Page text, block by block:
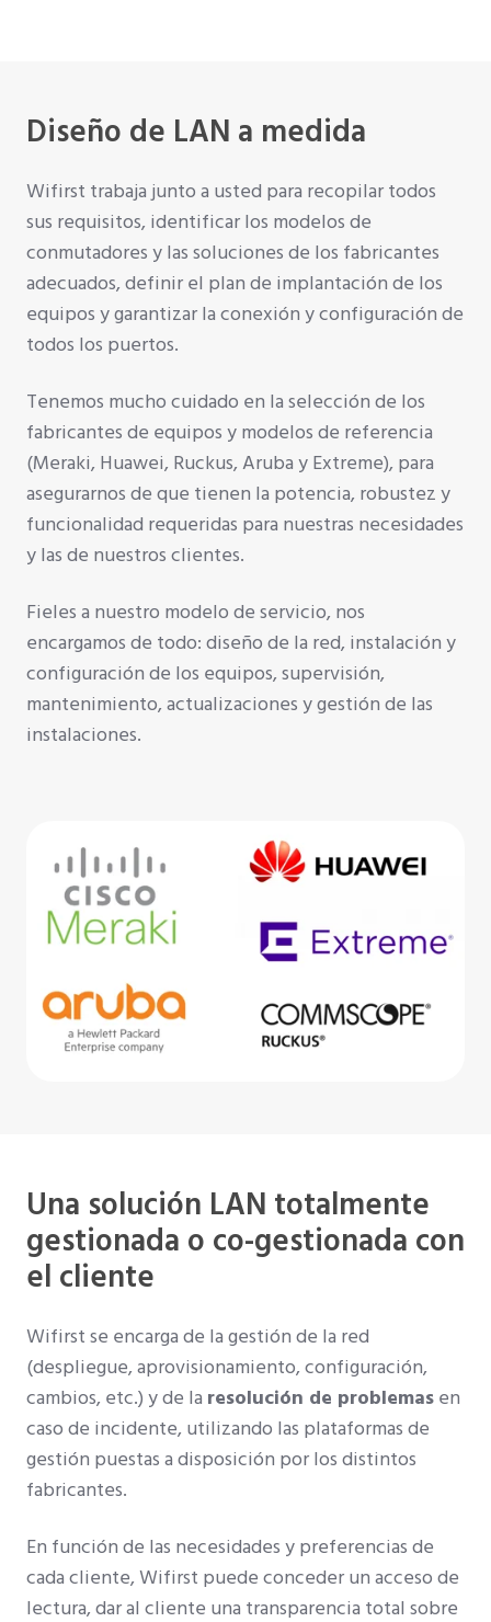
Diseño de LAN a medida
Wifirst trabaja junto a usted para recopilar todos
sus requisitos, identificar los modelos de
conmutadores y las soluciones de los fabricantes
adecuados, definir el plan de implantación de los
equipos y garantizar la conexión y configuración de
todos los puertos.
Tenemos mucho cuidado en la selección de los
fabricantes de equipos y modelos de referencia
(Meraki, Huawei, Ruckus, Aruba y Extreme), para
asegurarnos de que tienen la potencia, robustez y
funcionalidad requeridas para nuestras necesidades
y las de nuestros clientes.
Fieles a nuestro modelo de servicio, nos
encargamos de todo: diseño de la red, instalación y
configuración de los equipos, supervisión,
mantenimiento, actualizaciones y gestión de las
instalaciones.
Una solución LAN totalmente
gestionada o co-gestionada con
el cliente
Wifirst se encarga de la gestión de la red
(despliegue, aprovisionamiento, configuración,
cambios, etc.) y de la resolución de problemas en
caso de incidente, utilizando las plataformas de
gestión puestas a disposición por los distintos
fabricantes.
En función de las necesidades y preferencias de
cada cliente, Wifirst puede conceder un acceso de
lectura, dar al cliente una transparencia total sobre